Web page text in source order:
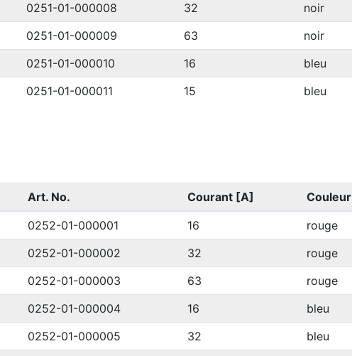
0251-01-000008 32 noir
0251-01-000009 63 noir
0251-01-000010 16 bleu
0251-01-000011 15 bleu
Art. No. Courant [A] Couleur
0252-01-000001 16 rouge
0252-01-000002 32 rouge
0252-01-000003 63 rouge
0252-01-000004 16 bleu
0252-01-000005 32 bleu